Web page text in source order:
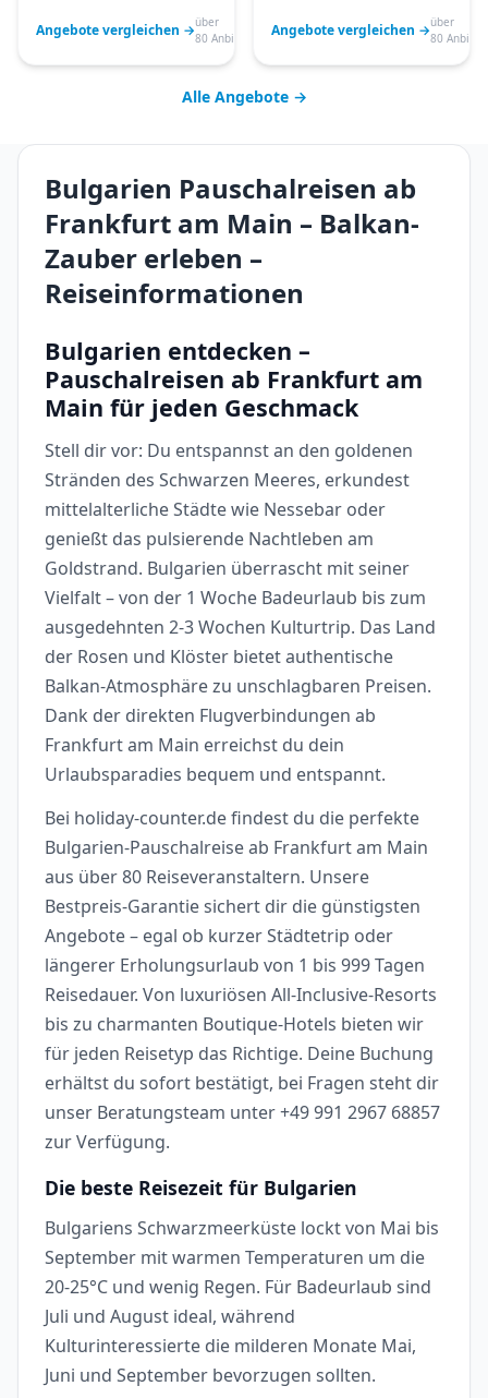
Angebote vergleichen →über
80 Anbieter
Angebote vergleichen →über
80
Alle Angebote →
Bulgarien Pauschalreisen ab
Frankfurt am Main – Balkan-
Zauber erleben –
Reiseinformationen
Bulgarien entdecken –
Pauschalreisen ab Frankfurt am
Main für jeden Geschmack
Stell dir vor: Du entspannst an den goldenen
Stränden des Schwarzen Meeres, erkundest
mittelalterliche Städte wie Nessebar oder
genießt das pulsierende Nachtleben am
Goldstrand. Bulgarien überrascht mit seiner
Vielfalt – von der 1 Woche Badeurlaub bis zum
ausgedehnten 2-3 Wochen Kulturtrip. Das Land
der Rosen und Klöster bietet authentische
Balkan-Atmosphäre zu unschlagbaren Preisen.
Dank der direkten Flugverbindungen ab
Frankfurt am Main erreichst du dein
Urlaubsparadies bequem und entspannt.
Bei holiday-counter.de findest du die perfekte
Bulgarien-Pauschalreise ab Frankfurt am Main
aus über 80 Reiseveranstaltern. Unsere
Bestpreis-Garantie sichert dir die günstigsten
Angebote – egal ob kurzer Städtetrip oder
längerer Erholungsurlaub von 1 bis 999 Tagen
Reisedauer. Von luxuriösen All-Inclusive-Resorts
bis zu charmanten Boutique-Hotels bieten wir
für jeden Reisetyp das Richtige. Deine Buchung
erhältst du sofort bestätigt, bei Fragen steht dir
unser Beratungsteam unter +49 991 2967 68857
zur Verfügung.
Die beste Reisezeit für Bulgarien
Bulgariens Schwarzmeerküste lockt von Mai bis
September mit warmen Temperaturen um die
20-25°C und wenig Regen. Für Badeurlaub sind
Juli und August ideal, während
Kulturinteressierte die milderen Monate Mai,
Juni und September bevorzugen sollten.